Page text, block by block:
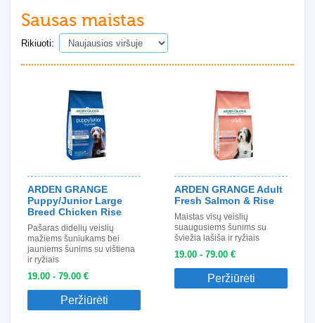
Sausas maistas
Rikiuoti:
ARDEN GRANGE
Puppy/Junior Large
Breed Chicken Rise
Pašaras didelių veislių
mažiems šuniukams bei
jauniems šunims su vištiena
ir ryžiais
19.00 - 79.00 €
Peržiūrėti
ARDEN GRANGE Adult
Fresh Salmon & Rise
Maistas visų veislių
suaugusiems šunims su
šviežia lašiša ir ryžiais
19.00 - 79.00 €
Peržiūrėti